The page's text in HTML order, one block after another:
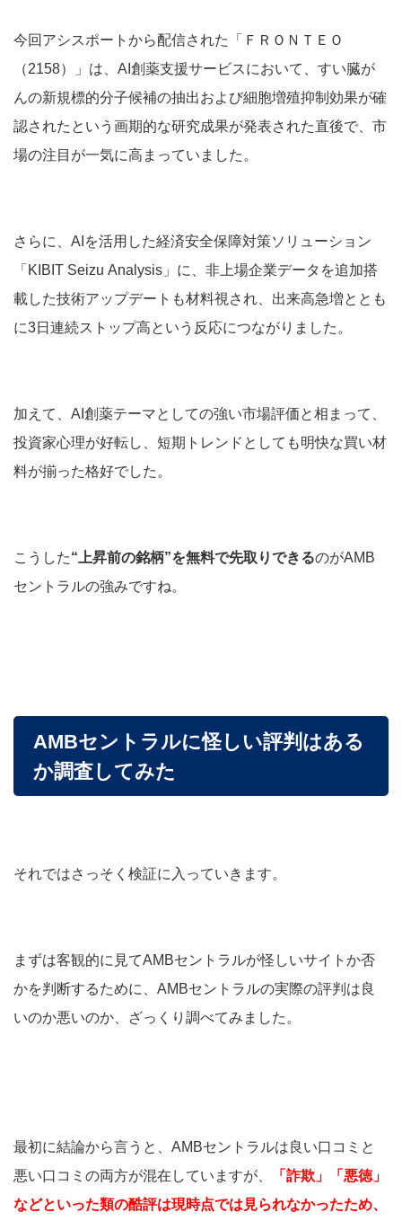
今回アシスポートから配信された「ＦＲＯＮＴＥＯ
（2158）」は、AI創薬支援サービスにおいて、すい臓が
んの新規標的分子候補の抽出および細胞増殖抑制効果が確
認されたという画期的な研究成果が発表された直後で、市
場の注目が一気に高まっていました。
さらに、AIを活用した経済安全保障対策ソリューション
「KIBIT Seizu Analysis」に、非上場企業データを追加搭
載した技術アップデートも材料視され、出来高急増ととも
に3日連続ストップ高という反応につながりました。
加えて、AI創薬テーマとしての強い市場評価と相まって、
投資家心理が好転し、短期トレンドとしても明快な買い材
料が揃った格好でした。
こうした“上昇前の銘柄”を無料で先取りできるのがAMB
セントラルの強みですね。
AMBセントラルに怪しい評判はある
か調査してみた
それではさっそく検証に入っていきます。
まずは客観的に見てAMBセントラルが怪しいサイトか否
かを判断するために、AMBセントラルの実際の評判は良
いのか悪いのか、ざっくり調べてみました。
最初に結論から言うと、AMBセントラルは良い口コミと
悪い口コミの両方が混在していますが、
「詐欺」「悪徳」
などといった類の酷評は現時点では見られなかったため、